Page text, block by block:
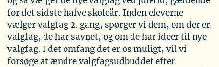
for det sidste halve skoleår. Inden eleverne
vælger valgfag 2. gang, spørger vi dem, om der er
valgfag, de har savnet, og om de har ideer til nye
valgfag. I det omfang det er os muligt, vil vi
forsøge at ændre valgfagsudbuddet efter